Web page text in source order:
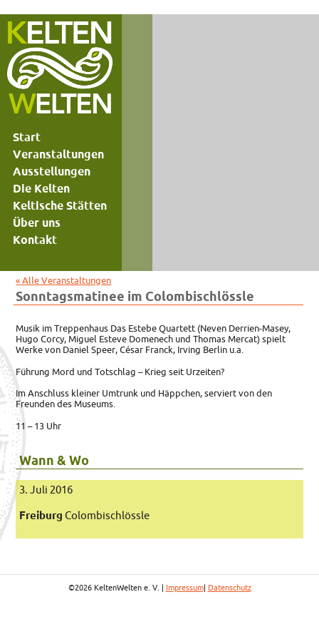
Start
Veranstaltungen
Ausstellungen
Die Kelten
Keltische Stätten
Über uns
Kontakt
« Alle Veranstaltungen
Sonntagsmatinee im Colombischlössle
Musik im Treppenhaus Das Estebe Quartett (Neven Derrien-Masey,
Hugo Corcy, Miguel Esteve Domenech und Thomas Mercat) spielt
Werke von Daniel Speer, César Franck, Irving Berlin u.a.
Führung Mord und Totschlag – Krieg seit Urzeiten?
Im Anschluss kleiner Umtrunk und Häppchen, serviert von den
Freunden des Museums.
11 – 13 Uhr
Wann & Wo
3. Juli 2016
Freiburg Colombischlössle
©2026 KeltenWelten e. V. | Impressum| Datenschutz